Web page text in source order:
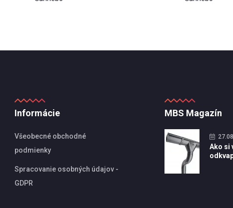
Informácie
Všeobecné obchodné
podmienky
Spracovanie osobných údajov -
GDPR
MBS Magazín
Ako si